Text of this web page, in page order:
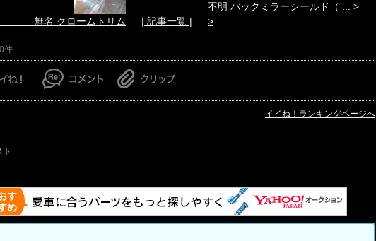
無名 クロームトリム | 記事一覧 |
不明 バックミラーシールド（ ... >
>
件
イイね！ランキングページへ